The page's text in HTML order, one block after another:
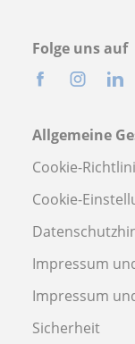
Folge uns auf
Allgemeine
Cookie-
Cookie-
Impressum
Impressum
Sicherheit